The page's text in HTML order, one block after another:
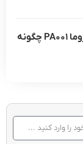
قیمت سفارش تعداد ست خوشبوکننده آروما PA001 چگونه